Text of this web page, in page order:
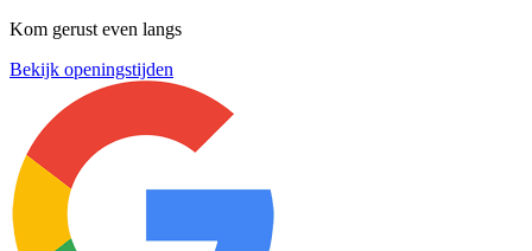
Kom gerust even langs
Bekijk openingstijden